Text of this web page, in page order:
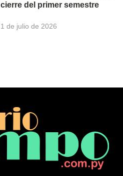
cierre del primer semestre
1 de julio de 2026